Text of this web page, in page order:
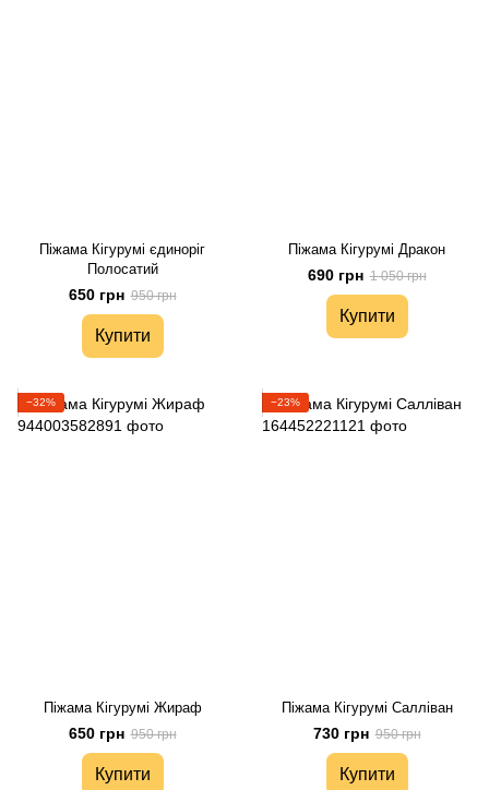
Піжама Кігурумі єдиноріг
Полосатий
650 грн 950 грн
Купити
Піжама Кігурумі Дракон
690 грн 1 050 грн
Купити
−32%
Піжама Кігурумі Жираф
650 грн 950 грн
Купити
−23%
Піжама Кігурумі Салліван
730 грн 950 грн
Купити